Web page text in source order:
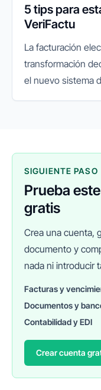
5 tips para
VeriFactu
La facturación
transformación
el nuevo sistema
SIGUIENTE PASO
Prueba
gratis
Crea una cuenta,
documento y
nada ni introducir
Facturas y
Documentos y
Contabilidad y EDI
Crear cuenta
FINANEDI
Hablemos ahora
Pedir información